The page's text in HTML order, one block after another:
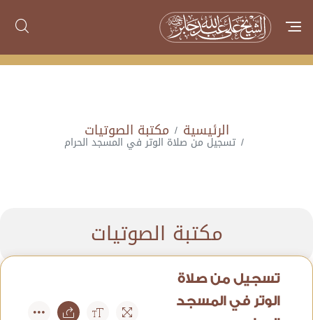
الرئيسية مكتبة الصوتيات
تسجيل من صلاة الوتر في المسجد الحرام
مكتبة الصوتيات
تسجيل من صلاة
الوتر في المسجد